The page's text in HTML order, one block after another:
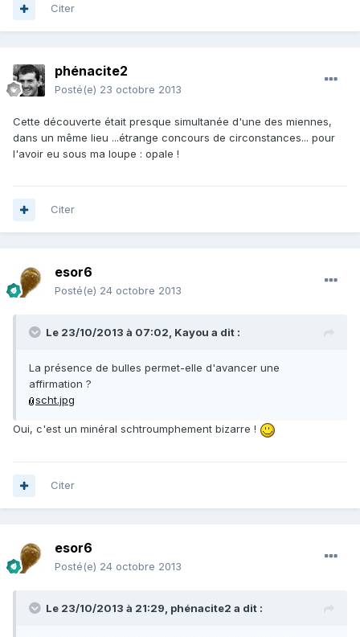
Citer
phénacite2
Posté(e) 23 octobre 2013
Cette découverte était presque simultanée d'une des miennes,
dans un même lieu ...étrange concours de circonstances... pour
l'avoir eu sous ma loupe : opale !
Citer
esor6
Posté(e) 24 octobre 2013
Le 23/10/2013 à 07:02, Kayou a dit :
La présence de bulles permet-elle d'avancer une
affirmation ?
scht.jpg
Oui, c'est un minéral schtroumphement bizarre !
Citer
esor6
Posté(e) 24 octobre 2013
Le 23/10/2013 à 21:29, phénacite2 a dit :